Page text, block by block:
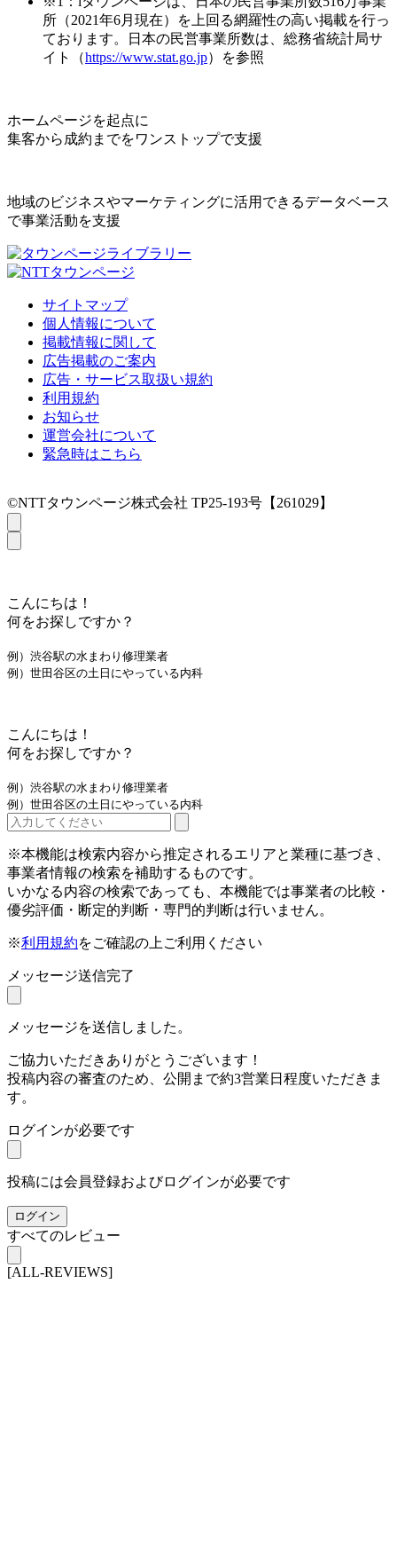
所（2021年6月現在）を上回る網羅性の高い掲載を行っ
ております。日本の民営事業所数は、総務省統計局サ
イト（https://www.stat.go.jp）を参照
ホームページを起点に
集客から成約までをワンストップで支援
地域のビジネスやマーケティングに活用できるデータベース
で事業活動を支援
サイトマップ
個人情報について
掲載情報に関して
広告掲載のご案内
広告・サービス取扱い規約
利用規約
お知らせ
運営会社について
緊急時はこちら
©NTTタウンページ株式会社 TP25-193号【261029】
こんにちは！
何をお探しですか？
例）渋谷駅の水まわり修理業者
例）世田谷区の土日にやっている内科
こんにちは！
何をお探しですか？
例）渋谷駅の水まわり修理業者
例）世田谷区の土日にやっている内科
※本機能は検索内容から推定されるエリアと業種に基づき、
事業者情報の検索を補助するものです。
いかなる内容の検索であっても、本機能では事業者の比較・
優劣評価・断定的判断・専門的判断は行いません。
※利用規約をご確認の上ご利用ください
メッセージ送信完了
メッセージを送信しました。
ご協力いただきありがとうございます！
投稿内容の審査のため、公開まで約3営業日程度いただきま
す。
ログインが必要です
投稿には会員登録およびログインが必要です
ログイン
すべてのレビュー
[ALL-REVIEWS]